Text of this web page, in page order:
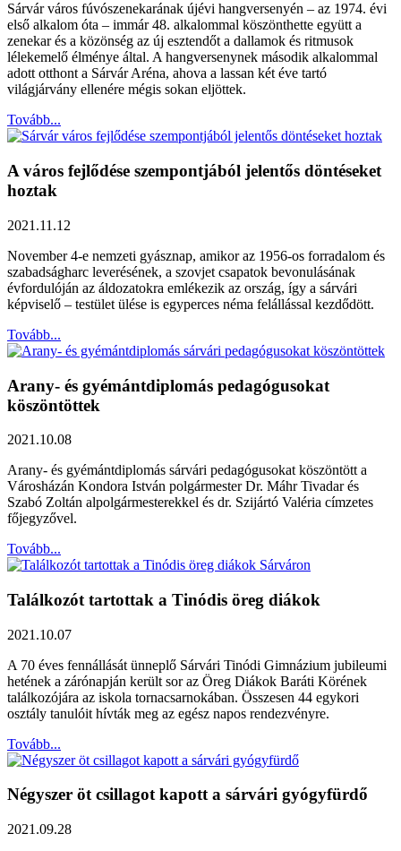
Sárvár város fúvószenekarának újévi hangversenyén – az 1974. évi
első alkalom óta – immár 48. alkalommal köszönthette együtt a
zenekar és a közönség az új esztendőt a dallamok és ritmusok
lélekemelő élménye által. A hangversenynek második alkalommal
adott otthont a Sárvár Aréna, ahova a lassan két éve tartó
világjárvány ellenére mégis sokan eljöttek.
Tovább...
A város fejlődése szempontjából jelentős döntéseket
hoztak
2021.11.12
November 4-e nemzeti gyásznap, amikor az 1956-os forradalom és
szabadságharc leverésének, a szovjet csapatok bevonulásának
évfordulóján az áldozatokra emlékezik az ország, így a sárvári
képviselő – testület ülése is egyperces néma felállással kezdődött.
Tovább...
Arany- és gyémántdiplomás pedagógusokat
köszöntöttek
2021.10.08
Arany- és gyémántdiplomás sárvári pedagógusokat köszöntött a
Városházán Kondora István polgármester Dr. Máhr Tivadar és
Szabó Zoltán alpolgármesterekkel és dr. Szijártó Valéria címzetes
főjegyzővel.
Tovább...
Találkozót tartottak a Tinódis öreg diákok
2021.10.07
A 70 éves fennállását ünneplő Sárvári Tinódi Gimnázium jubileumi
hetének a zárónapján került sor az Öreg Diákok Baráti Körének
találkozójára az iskola tornacsarnokában. Összesen 44 egykori
osztály tanulóit hívták meg az egész napos rendezvényre.
Tovább...
Négyszer öt csillagot kapott a sárvári gyógyfürdő
2021.09.28